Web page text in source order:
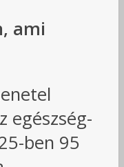
ami
egészség-
ben 95